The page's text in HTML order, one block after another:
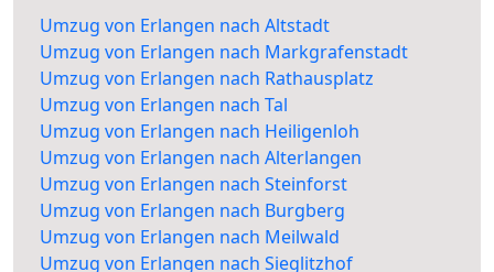
Umzug von Erlangen nach Altstadt
Umzug von Erlangen nach Markgrafenstadt
Umzug von Erlangen nach Rathausplatz
Umzug von Erlangen nach Tal
Umzug von Erlangen nach Heiligenloh
Umzug von Erlangen nach Alterlangen
Umzug von Erlangen nach Steinforst
Umzug von Erlangen nach Burgberg
Umzug von Erlangen nach Meilwald
Umzug von Erlangen nach Sieglitzhof